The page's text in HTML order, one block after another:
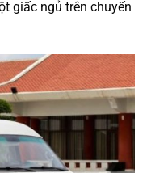
giấc ngủ trên chuyến